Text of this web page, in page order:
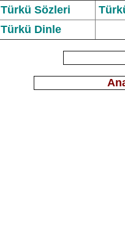
Türkü Sözleri
Türkü Dinle